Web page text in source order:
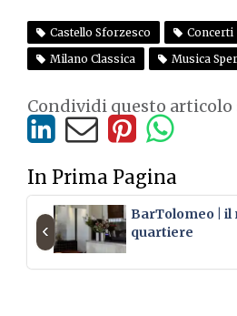
Castello Sforzesco Concerti
Milano Classica
Musica
Condividi questo articolo
In Prima Pagina
BarTolomeo | il
quartiere
‹